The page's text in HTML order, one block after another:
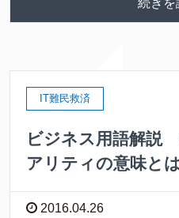
続き
IT難民救済
ビジネス用語解説
アリティの意味と
2016.04.26